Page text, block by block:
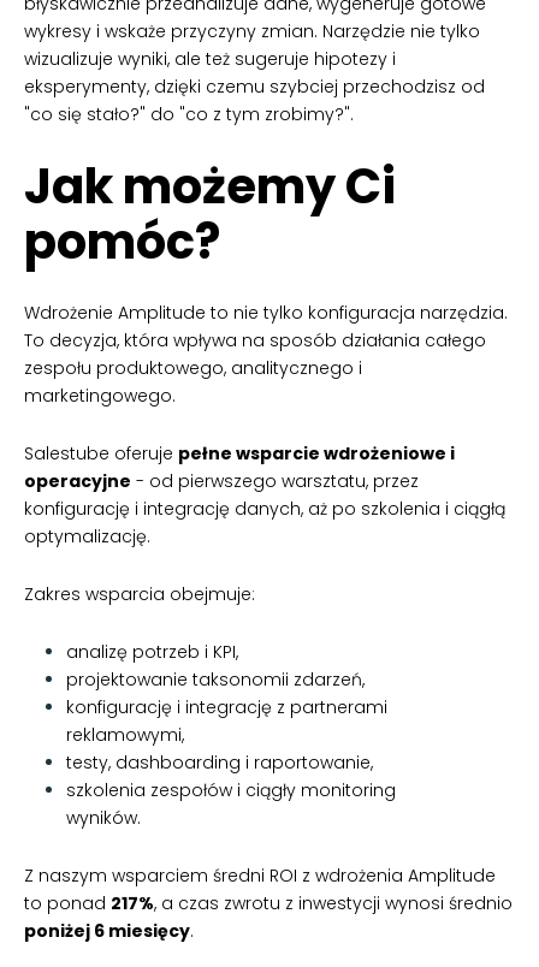
wykresy i wskaże przyczyny zmian. Narzędzie nie tylko
wizualizuje wyniki, ale też sugeruje hipotezy i
eksperymenty, dzięki czemu szybciej przechodzisz od
"co się stało?" do "co z tym zrobimy?".
Jak możemy Ci
pomóc?
Wdrożenie Amplitude to nie tylko konfiguracja narzędzia.
To decyzja, która wpływa na sposób działania całego
zespołu produktowego, analitycznego i
marketingowego.
Salestube oferuje pełne wsparcie wdrożeniowe i
operacyjne - od pierwszego warsztatu, przez
konfigurację i integrację danych, aż po szkolenia i ciągłą
optymalizację.
Zakres wsparcia obejmuje:
analizę potrzeb i KPI,
projektowanie taksonomii zdarzeń,
konfigurację i integrację z partnerami
reklamowymi,
testy, dashboarding i raportowanie,
szkolenia zespołów i ciągły monitoring
wyników.
Z naszym wsparciem średni ROI z wdrożenia Amplitude
to ponad 217%, a czas zwrotu z inwestycji wynosi średnio
poniżej 6 miesięcy.